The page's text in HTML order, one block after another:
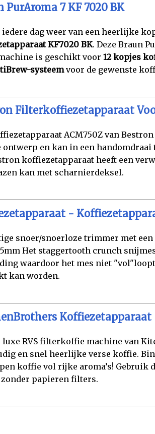
PurAroma 7 KF 7020 BK
iedere dag weer van een heerlijke
KF7020 BK. Deze Braun
is geschikt voor 12 kopjes
systeemvoor de gewenste
Filterkoffiezetapparaat
ACM750Z van
ontwerp en kan in een handomdraai
koffiezetapparaat heeft een
kan met scharnierdeksel.
-
snoer/snoerloze trimmer met
Het staggertooth crunch
waardoor het mes niet
kan worden.
Koffiezetapparaat
luxe RVS filterkoffie machine van
en snel heerlijke verse koffie.
koffie vol rijke aroma’s!
papieren filters.